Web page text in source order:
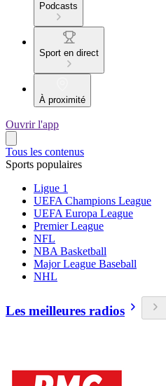
Podcasts
Sport en direct
À proximité
Ouvrir l'app
Tous les contenus
Sports populaires
Ligue 1
UEFA Champions League
UEFA Europa League
Premier League
NFL
NBA Basketball
Major League Baseball
NHL
Les meilleures radios